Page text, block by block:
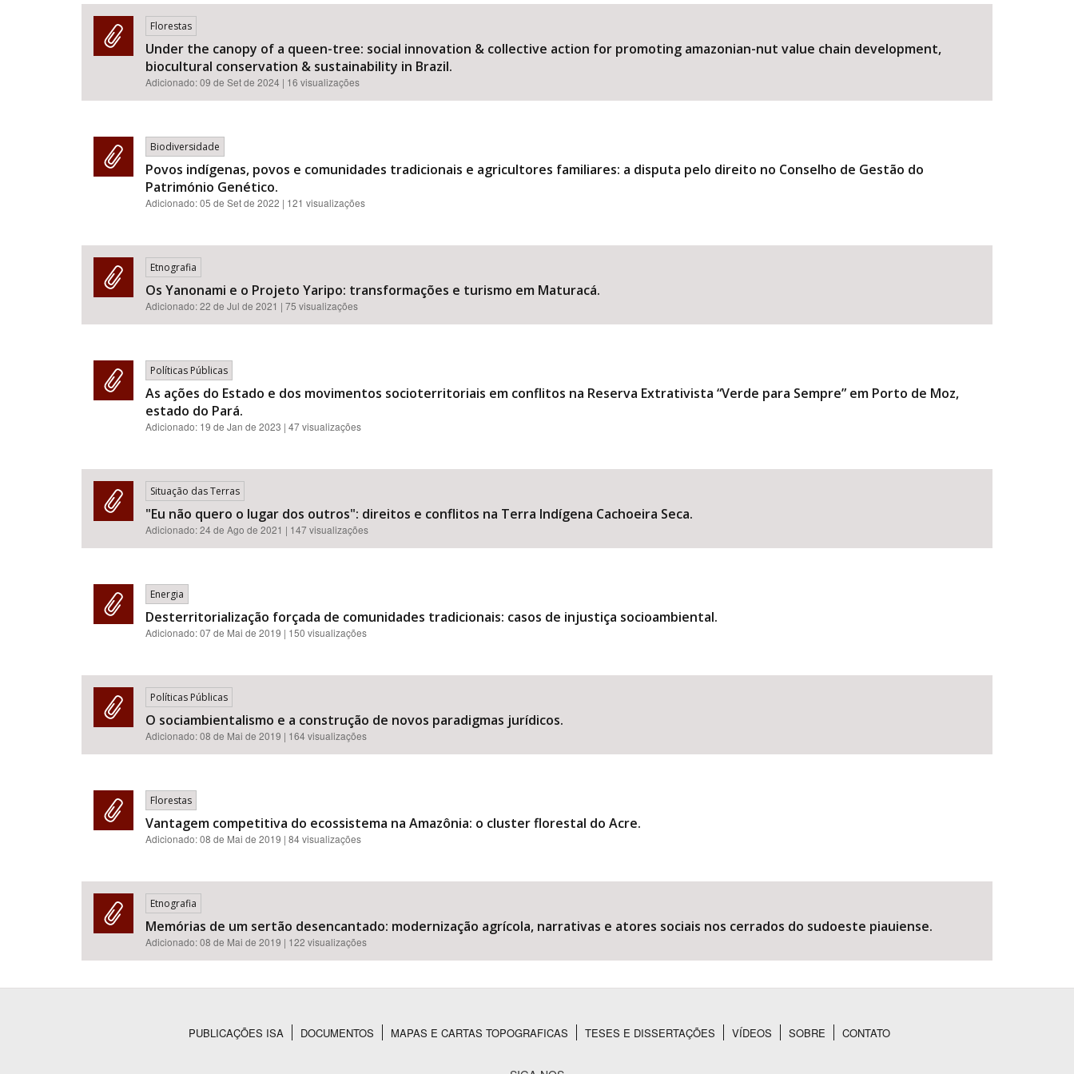
Área de Levantamento
Florestas
Under the canopy of a queen-tree: social innovation & collective action for promoting amazonian-nut value chain development,
biocultural conservation & sustainability in Brazil.
Adicionado:09 de Set de 2024 | 16 visualizações
Biodiversidade
Povos indígenas, povos e comunidades tradicionais e agricultores familiares: a disputa pelo direito no Conselho de Gestão do
Património Genético.
Adicionado:05 de Set de 2022 | 121 visualizações
Etnografia
Os Yanonami e o Projeto Yaripo: transformações e turismo em Maturacá.
Adicionado:22 de Jul de 2021 | 75 visualizações
Políticas Públicas
As ações do Estado e dos movimentos socioterritoriais em conflitos na Reserva Extrativista “Verde para Sempre” em Porto de Moz,
estado do Pará.
Adicionado: 19 de Jan de 2023 | 47 visualizações
Situação das Terras
"Eu não quero o lugar dos outros": direitos e conflitos na Terra Indígena Cachoeira Seca.
Adicionado:24 de Ago de 2021 | 147 visualizações
Energia
Desterritorialização forçada de comunidades tradicionais: casos de injustiça socioambiental.
Adicionado:07 de Mai de 2019 | 150 visualizações
Políticas Públicas
O sociambientalismo e a construção de novos paradigmas jurídicos.
Adicionado:08 de Mai de 2019 | 164 visualizações
Florestas
Vantagem competitiva do ecossistema na Amazônia: o cluster florestal do Acre.
Adicionado:08 de Mai de 2019 | 84 visualizações
Etnografia
Memórias de um sertão desencantado: modernização agrícola, narrativas e atores sociais nos cerrados do sudoeste piauiense.
Adicionado:08 de Mai de 2019 | 122 visualizações
PUBLICAÇÕES ISA DOCUMENTOS MAPAS E CARTAS TOPOGRAFICAS TESES E DISSERTAÇÕES VÍDEOS SOBRE CONTATO